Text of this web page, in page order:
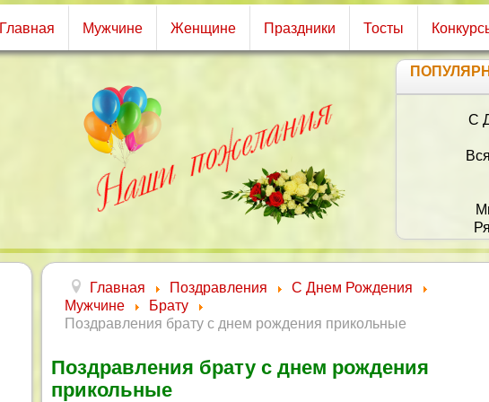
Главная Мужчине Женщине Праздники Тосты
С
Главная Поздравления
С Днем Рождения
Мужчине
Брату
Поздравления брату с днем рождения прикольные
Поздравления брату с днем рождения
прикольные